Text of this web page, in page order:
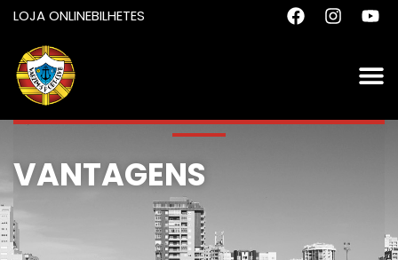
LOJA ONLINEBILHETES
VANTAGENS